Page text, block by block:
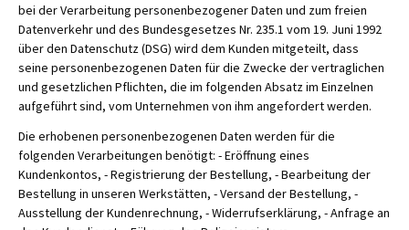
bei der Verarbeitung personenbezogener Daten und zum freien
Datenverkehr und des Bundesgesetzes Nr. 235.1 vom 19. Juni 1992
über den Datenschutz (DSG) wird dem Kunden mitgeteilt, dass
seine personenbezogenen Daten für die Zwecke der vertraglichen
und gesetzlichen Pflichten, die im folgenden Absatz im Einzelnen
aufgeführt sind, vom Unternehmen von ihm angefordert werden.
Die erhobenen personenbezogenen Daten werden für die
folgenden Verarbeitungen benötigt: - Eröffnung eines
Kundenkontos, - Registrierung der Bestellung, - Bearbeitung der
Bestellung in unseren Werkstätten, - Versand der Bestellung, -
Ausstellung der Kundenrechnung, - Widerrufserklärung, - Anfrage an